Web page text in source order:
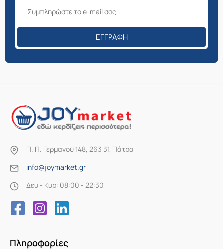
ΕΓΓΡΑΦΉ
Π. Π. Γερμανού 148, 263 31, Πάτρα
info@joymarket.gr
Δευ - Κυρ: 08:00 - 22:30
Πληροφορίες